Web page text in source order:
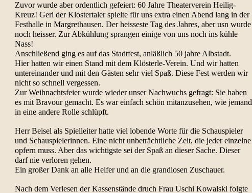
Zuvor wurde aber ordentlich gefeiert: 60 Jahre Theaterverein Heilig-
Kreuz! Geri der Klostertaler spielte für uns extra einen Abend lang in der
Festhalle in Margrethausen. Der heisseste Tag des Jahres, aber usn wurde
noch heisser. Zur Abkühlung sprangen einige von uns noch ins kühle
Nass!
Anschließend ging es auf das Stadtfest, anläßlich 50 jahre Albstadt.
Hier hatten wir einen Stand mit dem Klösterle-Verein. Und wir hatten
untereinander und mit den Gästen sehr viel Spaß. Diese Fest werden wir
nicht so schnell vergessen.
Zur Weihnachtsfeier wurde wieder unser Nachwuchs gefragt: Sie haben
es mit Bravour gemacht. Es war einfach schön mitanzusehen, wie jemand
in eine andere Rolle schlüpft.
Herr Beisel als Spielleiter hatte viel lobende Worte für die Schauspieler
und Schauspielerinnen. Eine nicht unbeträchtliche Zeit, die jeder einzelne
opfern muss. Aber das wichtigste sei der Spaß an dieser Sache. Dieser
darf nie verloren gehen.
Ein großer Dank an alle Helfer und an die grandiosen Zuschauer.
Nach dem Verlesen der Kassenstände druch Frau Uschi Kowalski folgte